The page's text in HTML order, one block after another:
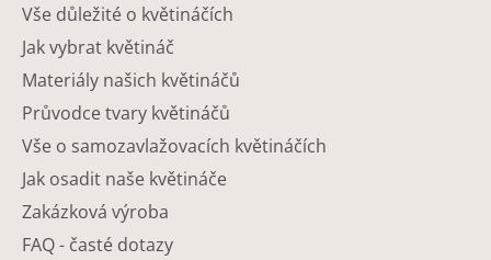
Vše důležité o květináčích
Jak vybrat květináč
Materiály našich květináčů
Průvodce tvary květináčů
Vše o samozavlažovacích květináčích
Jak osadit naše květináče
Zakázková výroba
FAQ - časté dotazy